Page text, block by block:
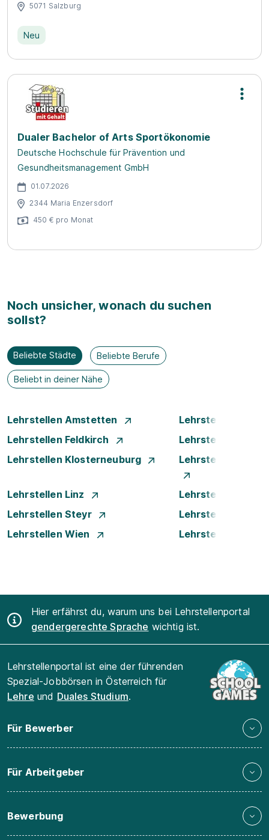
5071 Salzburg
Neu
Dualer Bachelor of Arts Sportökonomie
Deutsche Hochschule für Prävention und
Gesundheitsmanagement GmbH
01.07.2026
2344 Maria Enzersdorf
450 € pro Monat
Noch unsicher, wonach du suchen
sollst?
Beliebte Städte Beliebte Berufe
Beliebt in deiner Nähe
Lehrstellen Amstetten
Lehrstellen
Lehrstellen Feldkirch
Lehrstellen Graz
Lehrstellen Klosterneuburg
Lehrstellen
Lehrstellen Linz
Lehrstellen
Lehrstellen Steyr
Lehrstellen Traun
Lehrstellen Wien
Lehrstellen
Hier erfährst du, warum uns bei Lehrstellenportal
gendergerechte Sprache wichtig ist.
Lehrstellenportal ist eine der führenden
Spezial-Jobbörsen in Österreich für
Lehre und Duales Studium.
Für Bewerber
Für Arbeitgeber
Bewerbung